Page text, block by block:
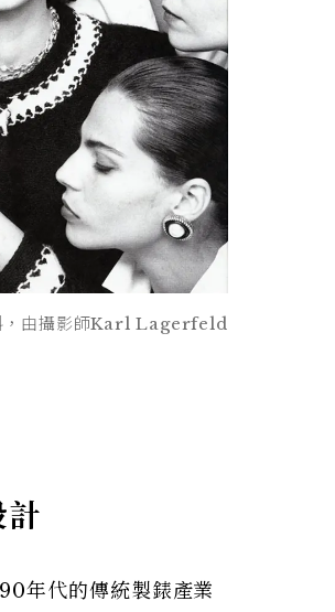
，由攝影師Karl Lagerfeld
年代的傳統製錶產業